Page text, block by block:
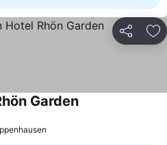
Sdílet
GardenUkázat ceny